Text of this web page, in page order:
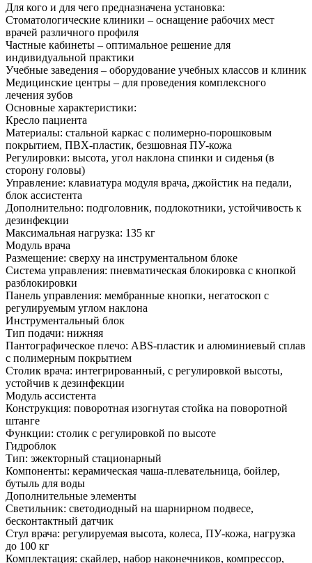
Для кого и для чего предназначена установка:
Стоматологические клиники – оснащение рабочих мест
врачей различного профиля
Частные кабинеты – оптимальное решение для
индивидуальной практики
Учебные заведения – оборудование учебных классов и клиник
Медицинские центры – для проведения комплексного
лечения зубов
Основные характеристики:
Кресло пациента
Материалы: стальной каркас с полимерно-порошковым
покрытием, ПВХ-пластик, безшовная ПУ-кожа
Регулировки: высота, угол наклона спинки и сиденья (в
сторону головы)
Управление: клавиатура модуля врача, джойстик на педали,
блок ассистента
Дополнительно: подголовник, подлокотники, устойчивость к
дезинфекции
Максимальная нагрузка: 135 кг
Модуль врача
Размещение: сверху на инструментальном блоке
Система управления: пневматическая блокировка с кнопкой
разблокировки
Панель управления: мембранные кнопки, негатоскоп с
регулируемым углом наклона
Инструментальный блок
Тип подачи: нижняя
Пантографическое плечо: ABS-пластик и алюминиевый сплав
с полимерным покрытием
Столик врача: интегрированный, с регулировкой высоты,
устойчив к дезинфекции
Модуль ассистента
Конструкция: поворотная изогнутая стойка на поворотной
штанге
Функции: столик с регулировкой по высоте
Гидроблок
Тип: эжекторный стационарный
Компоненты: керамическая чаша-плевательница, бойлер,
бутыль для воды
Дополнительные элементы
Светильник: светодиодный на шарнирном подвесе,
бесконтактный датчик
Стул врача: регулируемая высота, колеса, ПУ-кожа, нагрузка
до 100 кг
Комплектация: скайлер, набор наконечников, компрессор,